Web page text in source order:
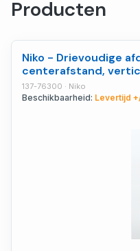
Producten
Niko - Drievoudige
centerafstand,
137-76300 · Niko
Beschikbaarheid: Levertijd